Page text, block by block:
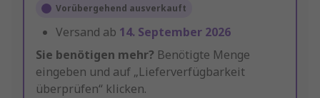
Vorübergehend ausverkauft
Versand ab 14. September 2026
Sie benötigen mehr? Benötigte Menge
eingeben und auf „Lieferverfügbarkeit
überprüfen“ klicken.